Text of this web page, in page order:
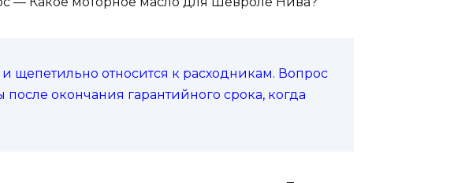
щепетильно относится к расходникам. Вопрос
окончания гарантийного срока, когда